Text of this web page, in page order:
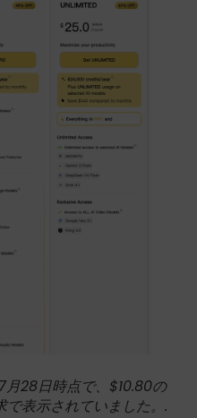
28日時点で、$10.80の
表示されていました。.